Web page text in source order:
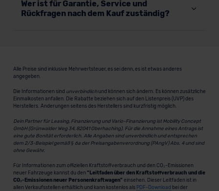
Wer ist für Garantie, Service und
Rückfragen nach dem Kauf zuständig?
Alle Preise sind inklusive Mehrwertsteuer, es sei denn, es ist etwas anderes
angegeben.
Die Informationen sind unverbindlichund können sich ändern. Es können zusätzliche
Einmalkosten anfallen. Die Rabatte beziehen sich auf den Listenpreis (UVP) des
Herstellers. Änderungen seitens des Herstellers sind kurzfristig möglich.
Dein Partner für Leasing, Finanzierung und Vario-Finanzierung ist Mobility Concept
GmbH (Grünwalder Weg 34, 82041 Oberhaching). Für die Annahme eines Antrags ist
eine gute Bonität erforderlich. Alle Angaben sind unverbindlich und entsprechen
dem 2/3-Beispiel gemäß § 6a der Preisangabenverordnung (PAngV) Abs. 4 und sind
ohne Gewähr.
Für Informationen zum offiziellen Kraftstoffverbrauch und den CO₂-Emissionen
neuer Fahrzeuge kannst du den "Leitfaden über den Kraftstoffverbrauch und die
CO₂-Emissionen neuer Personenkraftwagen" einsehen. Dieser Leitfaden ist in
allen Verkaufsstellen erhältlich und kann kostenlos als PDF-Download bei der